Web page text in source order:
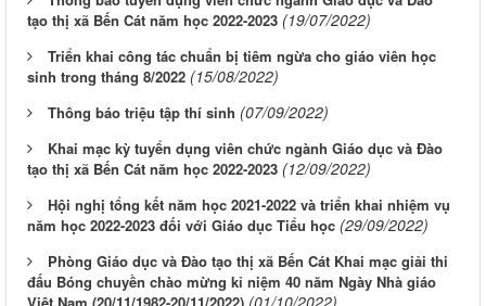
tạo thị xã Bến Cát năm học 2022-2023 (19/07/2022)
Triển khai công tác chuẩn bị tiêm ngừa cho giáo viên học
sinh trong tháng 8/2022 (15/08/2022)
Thông báo triệu tập thí sinh (07/09/2022)
Khai mạc kỳ tuyển dụng viên chức ngành Giáo dục và Đào
tạo thị xã Bến Cát năm học 2022-2023 (12/09/2022)
Hội nghị tổng kết năm học 2021-2022 và triển khai nhiệm vụ
năm học 2022-2023 đối với Giáo dục Tiểu học (29/09/2022)
Phòng Giáo dục và Đào tạo thị xã Bến Cát Khai mạc giải thi
đấu Bóng chuyền chào mừng kỉ niệm 40 năm Ngày Nhà giáo
(01/10/2022)